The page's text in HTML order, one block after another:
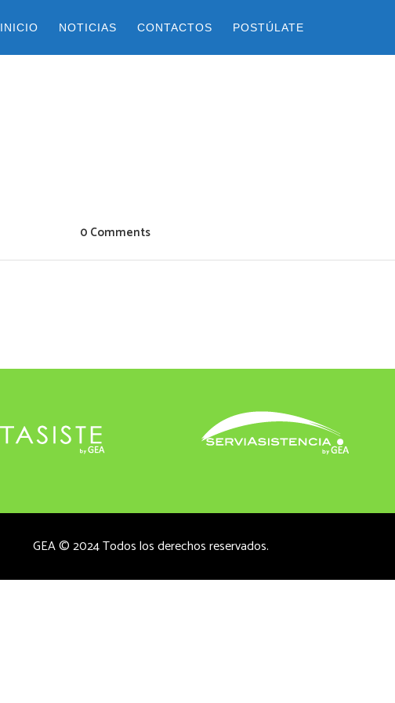
INICIO NOTICIAS CONTACTOS POSTÚLATE
0 Comments
GEA © 2024 Todos los derechos reservados.